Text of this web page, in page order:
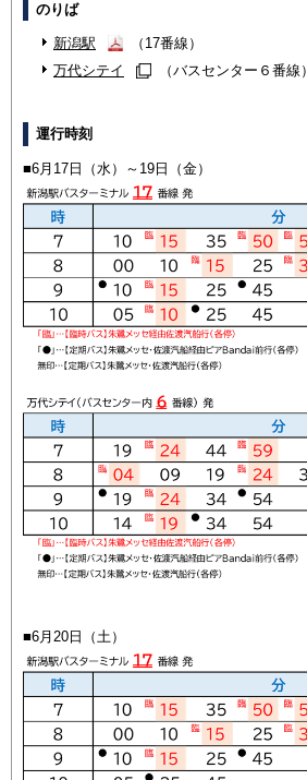
のりば
新潟駅
（17番線）
万代シテイ
（バスセンター６番線）
運行時刻
■6月17日（水）～19日（金）
■6月20日（土）